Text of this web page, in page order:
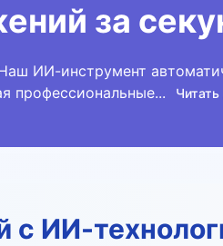
за
ИИ-инструмент
профессиональные...
с ИИ-